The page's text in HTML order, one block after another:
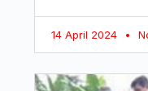
14 April 2024